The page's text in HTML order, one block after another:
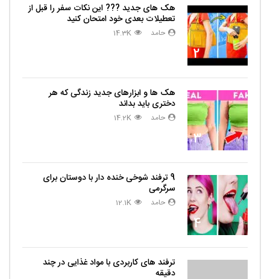
2
هک های جدید ??️? این نکات سفر را قبل از
تعطیلات بعدی خود امتحان کنید
حامد 14.3K
3
هک ها و ابزارهای جدید زندگی که هر
دختری باید بداند
حامد 14.2K
4
9 ترفند شوخی خنده دار با دوستان برای
سرگرمی
حامد 12.1K
ترفند های کاربردی با مواد غذایی در چند
دقیقه